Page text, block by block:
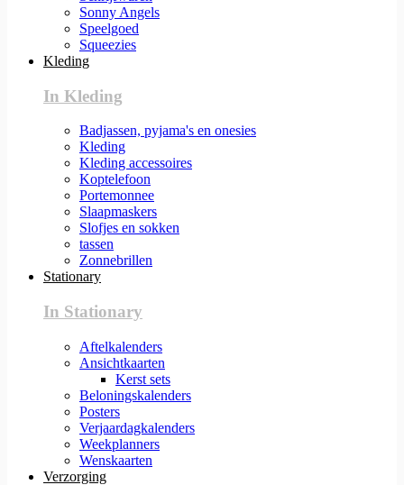
Sonny Angels
Speelgoed
Squeezies
Kleding
In Kleding
Badjassen, pyjama's en onesies
Kleding
Kleding accessoires
Koptelefoon
Portemonnee
Slaapmaskers
Slofjes en sokken
tassen
Zonnebrillen
Stationary
In Stationary
Aftelkalenders
Ansichtkaarten
Kerst sets
Beloningskalenders
Posters
Verjaardagkalenders
Weekplanners
Wenskaarten
Verzorging